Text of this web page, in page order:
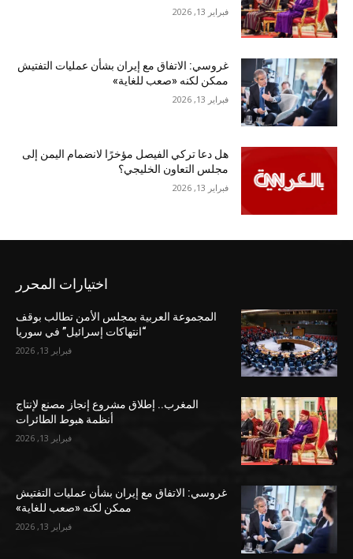
فبراير 13, 2026
غروسي: الاتفاق مع إيران بشأن عمليات التفتيش
ممكن لكنه «صعب للغاية»
فبراير 13, 2026
هل دعا تركي الفيصل مؤخرًا لانضمام اليمن إلى
مجلس التعاون الخليجي؟
فبراير 13, 2026
اختيارات المحرر
المجموعة العربية بمجلس الأمن تطالب بوقف
“انتهاكات إسرائيل” في سوريا
فبراير 13, 2026
المغرب.. إطلاق مشروع إنجاز مصنع لإنتاج
أنظمة هبوط الطائرات
فبراير 13, 2026
غروسي: الاتفاق مع إيران بشأن عمليات التفتيش
ممكن لكنه «صعب للغاية»
فبراير 13, 2026